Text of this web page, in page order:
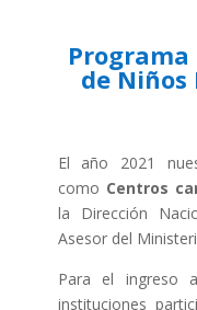
Programa
de Niños
El año 2021
como Centros
la Dirección
Asesor del
Para el ingreso
instituciones